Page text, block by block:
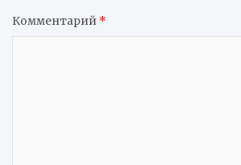
Комментарий *